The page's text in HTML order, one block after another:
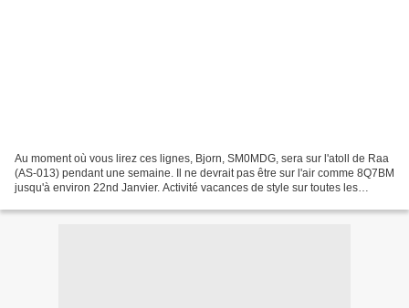
Au moment où vous lirez ces lignes, Bjorn, SM0MDG, sera sur l'atoll de Raa
(AS-013) pendant une semaine. Il ne devrait pas être sur l'air comme 8Q7BM
jusqu'à environ 22nd Janvier. Activité vacances de style sur toutes les